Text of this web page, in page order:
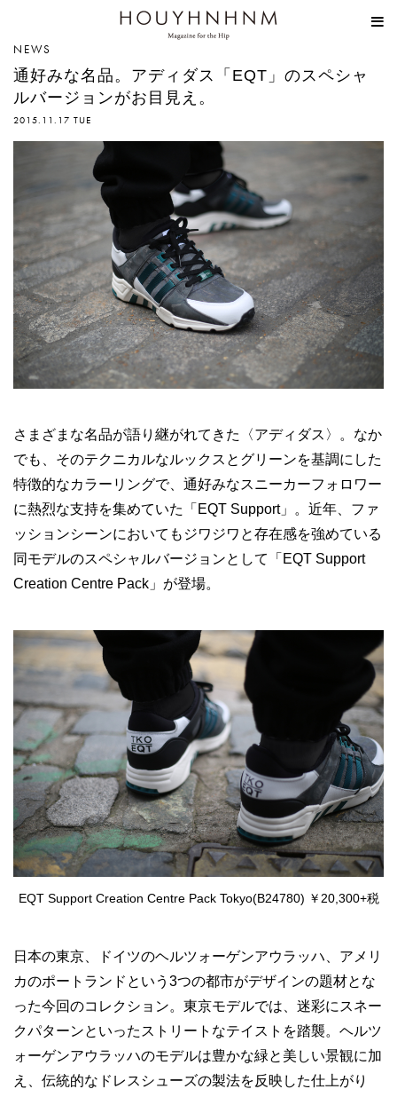
HOUYHNHNM
NEWS
通好みな名品。アディダス「EQT」のスペシャ
ルバージョンがお目見え。
2015.11.17 TUE
さまざまな名品が語り継がれてきた〈アディダス〉。なか
でも、そのテクニカルなルックスとグリーンを基調にした
特徴的なカラーリングで、通好みなスニーカーフォロワー
に熱烈な支持を集めていた「EQT Support」。近年、ファ
ッションシーンにおいてもジワジワと存在感を強めている
同モデルのスペシャルバージョンとして「EQT Support
Creation Centre Pack」が登場。
EQT Support Creation Centre Pack Tokyo(B24780) ￥20,300+税
日本の東京、ドイツのヘルツォーゲンアウラッハ、アメリ
カのポートランドという3つの都市がデザインの題材とな
った今回のコレクション。東京モデルでは、迷彩にスネー
クパターンといったストリートなテイストを踏襲。ヘルツ
ォーゲンアウラッハのモデルは豊かな緑と美しい景観に加
え、伝統的なドレスシューズの製法を反映した仕上がり